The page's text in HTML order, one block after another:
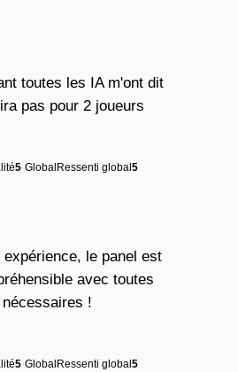
toutes les IA m'ont dit
pas pour 2 joueurs
5 GlobalRessenti global5
expérience, le panel est
avec toutes
nécessaires !
5 Global Ressenti global 5